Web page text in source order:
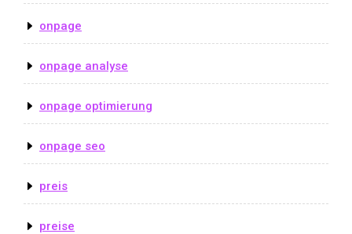
onpage
onpage analyse
onpage optimierung
onpage seo
preis
preise